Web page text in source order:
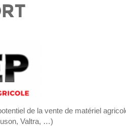
de la vente de matériel
Valtra, …)